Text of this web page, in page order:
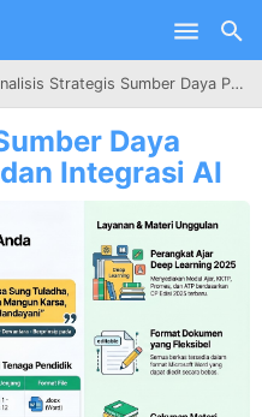
content
Strategis Sumber Daya Pendidikan Digital dan Integrasi AI
Daya
Integrasi AI